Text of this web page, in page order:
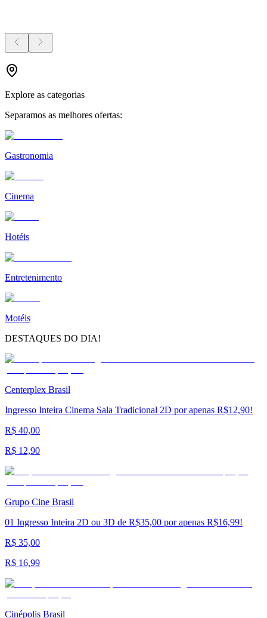
Explore as categorias
Separamos as melhores ofertas:
Gastronomia
Cinema
Hotéis
Entretenimento
Motéis
DESTAQUES DO DIA!
Centerplex Brasil
Ingresso Inteira Cinema Sala Tradicional 2D por apenas R$12,90!
R$ 40,00
R$ 12,90
Grupo Cine Brasil
01 Ingresso Inteira 2D ou 3D de R$35,00 por apenas R$16,99!
R$ 35,00
R$ 16,99
Cinépolis Brasil